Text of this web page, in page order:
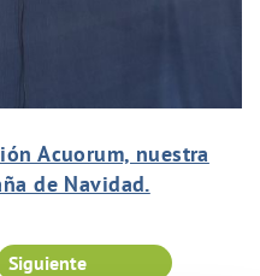
Acuorum, nuestra
de Navidad.
Siguiente